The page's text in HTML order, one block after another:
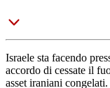
Israele sta facendo
accordo di cessate il
asset iraniani